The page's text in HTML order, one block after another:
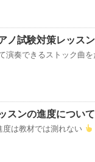
ノ試験対策レッス
演奏できるストック曲
スンの進度につい
度は教材では測れない